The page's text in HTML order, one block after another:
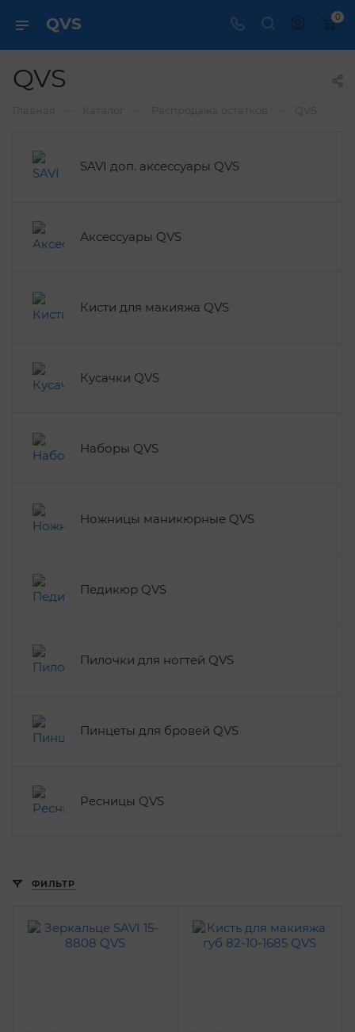
QVS 0
QVS
SAVI доп. аксессуары QVS
Аксессуары QVS
Кисти для макияжа QVS
Кусачки QVS
Наборы QVS
Ножницы маникюрные QVS
Педикюр QVS
Пилочки для ногтей QVS
Пинцеты для бровей QVS
Ресницы QVS
ФИЛЬТР